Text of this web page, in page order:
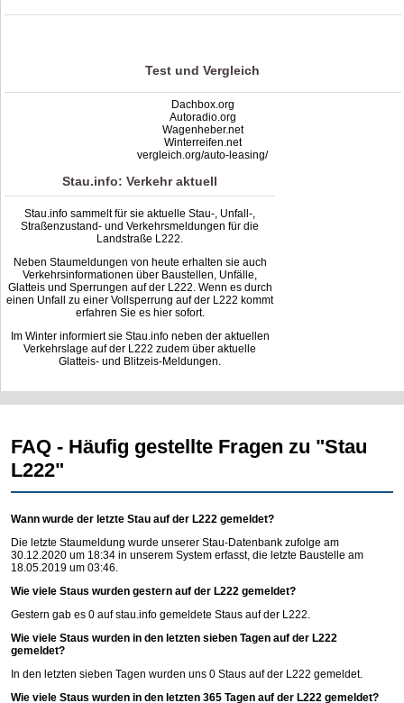
Stau L222: Unfälle, Sperrung & Baustellen | Staumelder L222 ,2.4out of5based
Test und Vergleich
Dachbox.org
Autoradio.org
Wagenheber.net
Winterreifen.net
vergleich.org/auto-leasing/
Stau.info: Verkehr aktuell
Stau.info sammelt für sie aktuelle Stau-, Unfall-,
Straßenzustand- und Verkehrsmeldungen für die
Landstraße L222.
Neben Staumeldungen von heute erhalten sie auch
Verkehrsinformationen über Baustellen, Unfälle,
Glatteis und Sperrungen auf der L222. Wenn es durch
einen Unfall zu einer Vollsperrung auf der L222 kommt
erfahren Sie es hier sofort.
Im Winter informiert sie Stau.info neben der aktuellen
Verkehrslage auf der L222 zudem über aktuelle
Glatteis- und Blitzeis-Meldungen.
FAQ - Häufig gestellte Fragen zu "Stau
L222"
Wann wurde der letzte Stau auf der L222 gemeldet?
Die letzte Staumeldung wurde unserer Stau-Datenbank zufolge am
30.12.2020 um 18:34 in unserem System erfasst, die letzte Baustelle am
18.05.2019 um 03:46.
Wie viele Staus wurden gestern auf der L222 gemeldet?
Gestern gab es 0 aufstau.info gemeldete Staus auf der L222.
Wie viele Staus wurden in den letzten sieben Tagen auf der L222
gemeldet?
In den letzten sieben Tagen wurden uns 0 Staus auf der L222 gemeldet.
Wie viele Staus wurden in den letzten 365 Tagen auf der L222 gemeldet?